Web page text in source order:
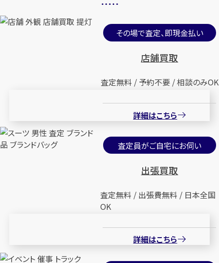
その場で査定、即現金払い
店舗買取
査定無料 / 予約不要 / 相談のみOK
詳細はこちら
査定員がご自宅にお伺い
出張買取
査定無料 / 出張費無料 / 日本全国
OK
詳細はこちら